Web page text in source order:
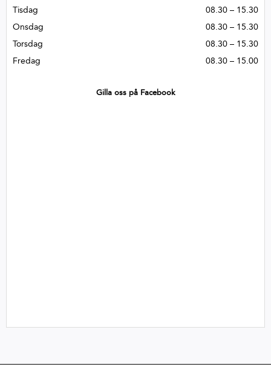
Tisdag
08.30 – 15.30
Onsdag
08.30 – 15.30
Torsdag
08.30 – 15.30
Fredag
08.30 – 15.00
Gilla oss på Facebook